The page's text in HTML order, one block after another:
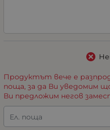
Продуктът вече е
поща, за да Ви уведомим
Ви предложим негов
Ел. поща